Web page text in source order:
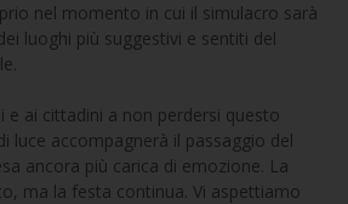
nel momento in cui il simulacro sarà
luoghi più suggestivi e sentiti del
e ai cittadini a non perdersi questo
luce accompagnerà il passaggio del
ancora più carica di emozione. La
ma la festa continua. Vi aspettiamo